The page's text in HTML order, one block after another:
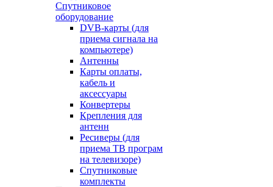
Спутниковое
оборудование
DVB-карты (для
приема сигнала на
компьютере)
Антенны
Карты оплаты,
кабель и
аксессуары
Конвертеры
Крепления для
антенн
Ресиверы (для
приема ТВ програм
на телевизоре)
Спутниковые
комплекты